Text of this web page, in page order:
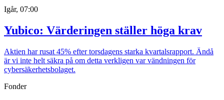
Igår, 07:00
Yubico: Värderingen ställer höga krav
Aktien har rusat 45% efter torsdagens starka kvartalsrapport. Ändå
är vi inte helt säkra på om detta verkligen var vändningen för
cybersäkerhetsbolaget.
Fonder